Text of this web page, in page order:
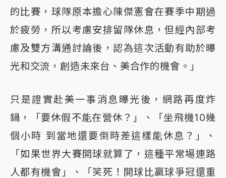
的比賽，球隊原本擔心陳傑憲會在賽季中期過
於疲勞，所以考慮安排留隊休息，但經內部考
慮及雙方溝通討論後，認為這次活動有助於曝
光和交流，創造未來台、美合作的機會。」
只是證實赴美一事消息曝光後，網路再度炸
鍋，「要休假不能在營休？」、「坐飛機10幾
個小時 到當地還要倒時差這樣能休息？」、
「如果世界大賽開球就算了，這種平常場連路
人都有機會」、「笑死！開球比贏球爭冠還重